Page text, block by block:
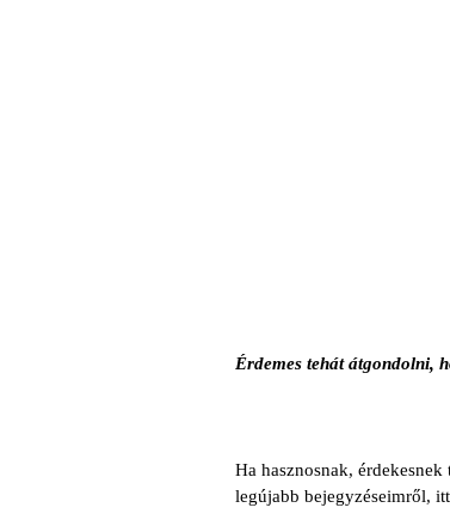
Érdemes tehát átgondolni,
Ha hasznosnak,
legújabb bejegyzéseimről,